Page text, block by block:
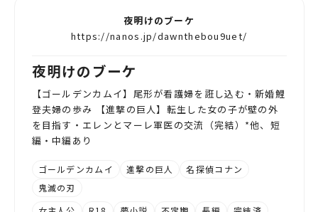
夜明けのブーケ
https://nanos.jp/dawnthebou9uet/
夜明けのブーケ
【ゴールデンカムイ】尾形が看護婦を誑し込む・新婚鯉
登夫婦の歩み 【進撃の巨人】転生した女の子が壁の外
を目指す・エレンとマーレ軍医の交流（完結）*他、短
編・中編あり
ゴールデンカムイ 進撃の巨人
名探偵コナン
鬼滅の刃